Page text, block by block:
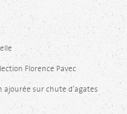
Florence Pavec
sur chute d’agates